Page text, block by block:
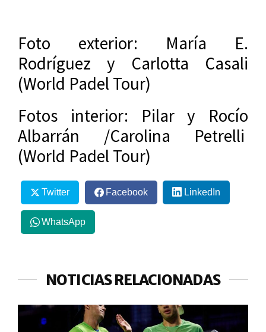
Foto exterior: María E.
Rodríguez y Carlotta Casali
(World Padel Tour)
Fotos interior: Pilar y Rocío
Albarrán /Carolina Petrelli
(World Padel Tour)
Twitter Facebook LinkedIn
WhatsApp
NOTICIAS RELACIONADAS